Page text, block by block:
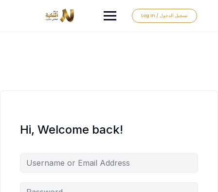
Log In / تسجيل الدخول
Hi, Welcome back!